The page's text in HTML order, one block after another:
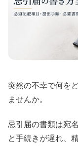
突然の不幸で何を
ませんか。
忌引届の書類は宛
と手続きが遅れ、